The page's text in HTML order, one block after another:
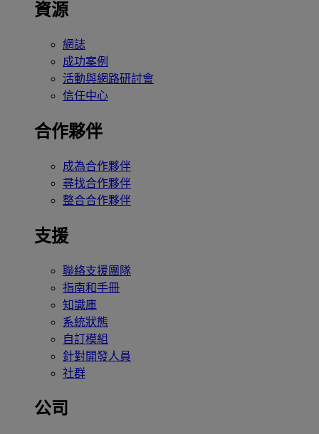
資源
網誌
成功案例
活動與網路研討會
信任中心
合作夥伴
成為合作夥伴
尋找合作夥伴
整合合作夥伴
支援
聯絡支援團隊
指南和手冊
知識庫
系統狀態
自訂模組
針對開發人員
社群
公司